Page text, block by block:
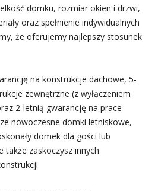
domku, rozmiar okien i drzwi,
oraz spełnienie indywidualnych
że oferujemy najlepszy stosunek
na konstrukcje dachowe, 5-
zewnętrzne (z wyłączeniem
2-letnią gwarancję na prace
nowoczesne domki letniskowe,
domek dla gości lub
także zaskoczysz innych